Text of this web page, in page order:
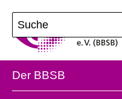
Der BBSB